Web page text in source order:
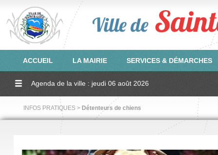
ACCUEIL LA MAIRIE SERVICES & DÉMARCHES
Agenda de la ville : jeudi 06 août 2026
INFOS PRATIQUES > Détenteurs de chiens